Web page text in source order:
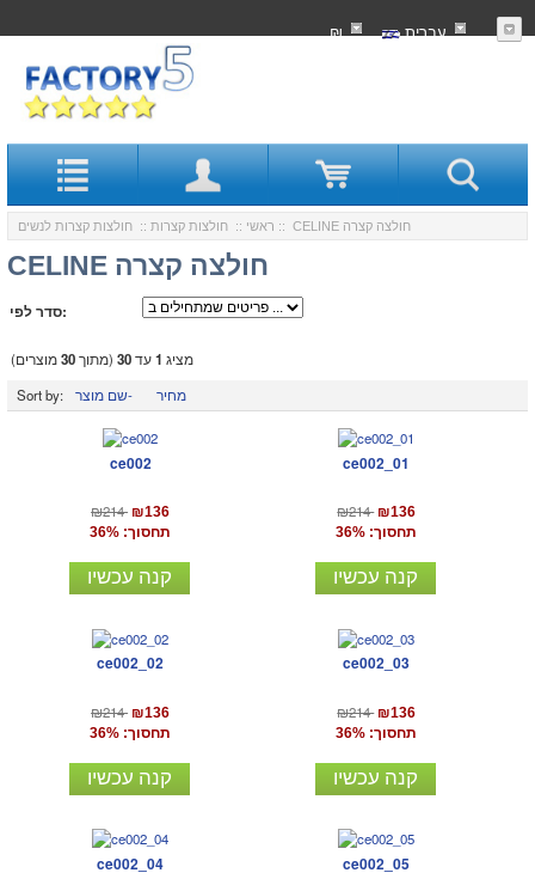
עִברִית ₪
ראשי :: חולצות קצרות :: חולצות קצרות לנשים :: CELINE חולצה קצרה
CELINE חולצה קצרה
סדר לפי:
מציג 1עד30 (מתוך30מוצרים)
Sort by:
שם מוצר- מחיר
ce002
₪214 ₪136
תחסוך: 36%
קנה עכשיו
ce002_01
₪214 ₪136
תחסוך: 36%
קנה עכשיו
ce002_02
₪214 ₪136
תחסוך: 36%
קנה עכשיו
ce002_03
₪214 ₪136
תחסוך: 36%
קנה עכשיו
ce002_04 ce002_05